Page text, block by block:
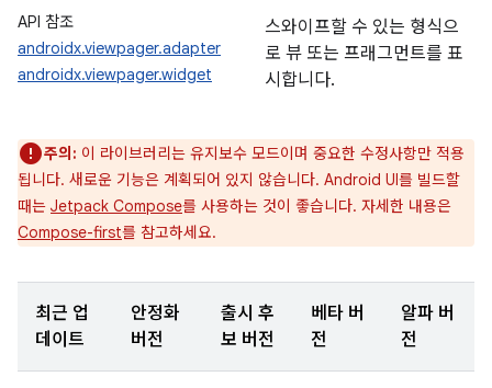
API 참조
androidx.viewpager.adapter
androidx.viewpager.widget
스와이프할 수 있는 형식으
로 뷰 또는 프래그먼트를 표
시합니다.
주의: 이 라이브러리는 유지보수 모드이며 중요한 수정사항만 적용
됩니다. 새로운 기능은 계획되어 있지 않습니다. Android UI를 빌드할
때는 Jetpack Compose를 사용하는 것이 좋습니다. 자세한 내용은
Compose-first를 참고하세요.
최근 업
데이트
안정화
버전
출시 후
보 버전
베타 버
전
알파 버
전